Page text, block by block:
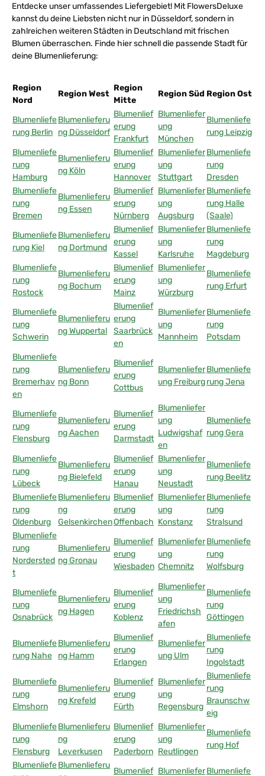
Entdecke unser umfassendes Liefergebiet! Mit FlowersDeluxe
kannst du deine Liebsten nicht nur in Düsseldorf, sondern in
zahlreichen weiteren Städten in Deutschland mit frischen
Blumen überraschen. Finde hier schnell die passende Stadt für
deine Blumenlieferung:
Region
Nord
Region West
Region
Mitte
Region Süd Region Ost
Blumenliefe
rung Berlin
Blumenlieferu
ng Düsseldorf
Blumenlief
erung
Frankfurt
Blumenliefer
ung
München
Blumenliefe
rung Leipzig
Blumenliefe
rung
Hamburg
Blumenlieferu
ng Köln
Blumenlief
erung
Hannover
Blumenliefer
ung
Stuttgart
Blumenliefe
rung
Dresden
Blumenliefe
rung
Bremen
Blumenlieferu
ng Essen
Blumenlief
erung
Nürnberg
Blumenliefer
ung
Augsburg
Blumenliefe
rung Halle
(Saale)
Blumenliefe
rung Kiel
Blumenlieferu
ng Dortmund
Blumenlief
erung
Kassel
Blumenliefer
ung
Karlsruhe
Blumenliefe
rung
Magdeburg
Blumenliefe
rung
Rostock
Blumenlieferu
ng Bochum
Blumenlief
erung
Mainz
Blumenliefer
ung
Würzburg
Blumenliefe
rung Erfurt
Blumenliefe
rung
Schwerin
Blumenlieferu
ng Wuppertal
Blumenlief
erung
Saarbrück
en
Blumenliefer
ung
Mannheim
Blumenliefe
rung
Potsdam
Blumenliefe
rung
Bremerhav
en
Blumenlieferu
ng Bonn
Blumenlief
erung
Cottbus
Blumenliefer
ung Freiburg
Blumenliefe
rung Jena
Blumenliefe
rung
Flensburg
Blumenlieferu
ng Aachen
Blumenlief
erung
Darmstadt
Blumenliefer
ung
Ludwigshaf
en
Blumenliefe
rung Gera
Blumenliefe
rung
Lübeck
Blumenlieferu
ng Bielefeld
Blumenlief
erung
Hanau
Blumenliefer
ung
Neustadt
Blumenliefe
rung Beelitz
Blumenliefe
rung
Oldenburg
Blumenlieferu
ng
Gelsenkirchen
Blumenlief
erung
Offenbach
Blumenliefer
ung
Konstanz
Blumenliefe
rung
Stralsund
Blumenliefe
rung
Nordersted
t
Blumenlieferu
ng Gronau
Blumenlief
erung
Wiesbaden
Blumenliefer
ung
Chemnitz
Blumenliefe
rung
Wolfsburg
Blumenliefe
rung
Osnabrück
Blumenlieferu
ng Hagen
Blumenlief
erung
Koblenz
Blumenliefer
ung
Friedrichsh
afen
Blumenliefe
rung
Göttingen
Blumenliefe
rung Nahe
Blumenlieferu
ng Hamm
Blumenlief
erung
Erlangen
Blumenliefer
ung Ulm
Blumenliefe
rung
Ingolstadt
Blumenliefe
rung
Elmshorn
Blumenlieferu
ng Krefeld
Blumenlief
erung
Fürth
Blumenliefer
ung
Regensburg
Blumenliefe
rung
Braunschw
eig
Blumenliefe
rung
Flensburg
Blumenlieferu
ng
Leverkusen
Blumenlief
erung
Paderborn
Blumenliefer
ung
Reutlingen
Blumenliefe
rung Hof
BlumenliefeBlumenlieferu
Blumenlief BlumenlieferBlumenliefe